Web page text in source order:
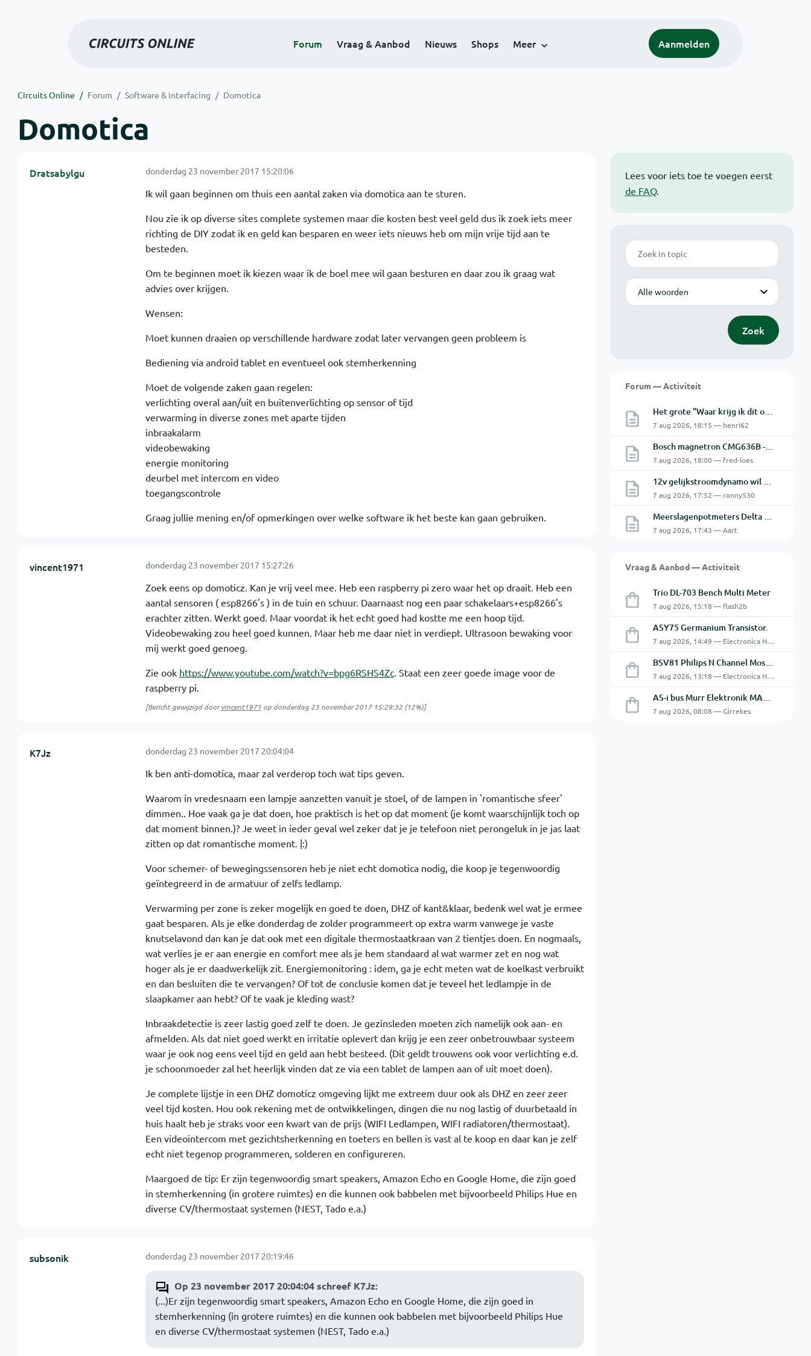
Forum Vraag & Aanbod Nieuws Shops Meer Aanmelden
Circuits Online Forum Software & Interfacing Domotica
Domotica
Lees voor iets toe te voegen eerst
de FAQ.
Zoek
Modus
Zoek
Forum — Activiteit
Het grote "Waar krijg ik dit onderdeel" topic Deel 11
7 aug 2026, 18:15 — henri62
Bosch magnetron CMG636B - 2 De oven doet het niet goed.
7 aug 2026, 18:00 — fred-loes
12v gelijkstroomdynamo wil niet laden.
7 aug 2026, 17:52 — ronny530
Meerslagenpotmeters Delta SM45-70D
7 aug 2026, 17:43 — Aart
Vraag & Aanbod — Activiteit
Trio DL-703 Bench Multi Meter
7 aug 2026, 15:18 — flash2b
ASY75 Germanium Transistor.
7 aug 2026, 14:49 — Electronica Hobbyist
BSV81 Philips N Channel Mosfet Transistors.
7 aug 2026, 13:18 — Electronica Hobbyist
AS-i bus Murr Elektronik MASI20 AS-Interface I/O-module 56440
7 aug 2026, 08:08 — Girrekes
Dratsabylgu donderdag 23 november 2017 15:20:06
Ik wil gaan beginnen om thuis een aantal zaken via domotica aan te sturen.
Nou zie ik op diverse sites complete systemen maar die kosten best veel geld dus ik zoek iets meer
richting de DIY zodat ik en geld kan besparen en weer iets nieuws heb om mijn vrije tijd aan te
besteden.
Om te beginnen moet ik kiezen waar ik de boel mee wil gaan besturen en daar zou ik graag wat
advies over krijgen.
Wensen:
Moet kunnen draaien op verschillende hardware zodat later vervangen geen probleem is
Bediening via android tablet en eventueel ook stemherkenning
Moet de volgende zaken gaan regelen:
verlichting overal aan/uit en buitenverlichting op sensor of tijd
verwarming in diverse zones met aparte tijden
inbraakalarm
videobewaking
energie monitoring
deurbel met intercom en video
toegangscontrole
Graag jullie mening en/of opmerkingen over welke software ik het beste kan gaan gebruiken.
vincent1971 donderdag 23 november 2017 15:27:26
Zoek eens op domoticz. Kan je vrij veel mee. Heb een raspberry pi zero waar het op draait. Heb een
aantal sensoren ( esp8266's ) in de tuin en schuur. Daarnaast nog een paar schakelaars+esp8266's
erachter zitten. Werkt goed. Maar voordat ik het echt goed had kostte me een hoop tijd.
Videobewaking zou heel goed kunnen. Maar heb me daar niet in verdiept. Ultrasoon bewaking voor
mij werkt goed genoeg.
Zie ook https://www.youtube.com/watch?v=bpg6RSHS4Zc. Staat een zeer goede image voor de
raspberry pi.
[Bericht gewijzigd doorvincent1971op donderdag 23 november 2017 15:29:32(12%)]
K7Jz donderdag 23 november 2017 20:04:04
Ik ben anti-domotica, maar zal verderop toch wat tips geven.
Waarom in vredesnaam een lampje aanzetten vanuit je stoel, of de lampen in 'romantische sfeer'
dimmen.. Hoe vaak ga je dat doen, hoe praktisch is het op dat moment (je komt waarschijnlijk toch op
dat moment binnen.)? Je weet in ieder geval wel zeker dat je je telefoon niet perongeluk in je jas laat
zitten op dat romantische moment. |:)
Voor schemer- of bewegingssensoren heb je niet echt domotica nodig, die koop je tegenwoordig
geïntegreerd in de armatuur of zelfs ledlamp.
Verwarming per zone is zeker mogelijk en goed te doen, DHZ of kant&klaar, bedenk wel wat je ermee
gaat besparen. Als je elke donderdag de zolder programmeert op extra warm vanwege je vaste
knutselavond dan kan je dat ook met een digitale thermostaatkraan van 2 tientjes doen. En nogmaals,
wat verlies je er aan energie en comfort mee als je hem standaard al wat warmer zet en nog wat
hoger als je er daadwerkelijk zit. Energiemonitoring : idem, ga je echt meten wat de koelkast verbruikt
en dan besluiten die te vervangen? Of tot de conclusie komen dat je teveel het ledlampje in de
slaapkamer aan hebt? Of te vaak je kleding wast?
Inbraakdetectie is zeer lastig goed zelf te doen. Je gezinsleden moeten zich namelijk ook aan- en
afmelden. Als dat niet goed werkt en irritatie oplevert dan krijg je een zeer onbetrouwbaar systeem
waar je ook nog eens veel tijd en geld aan hebt besteed. (Dit geldt trouwens ook voor verlichting e.d.
je schoonmoeder zal het heerlijk vinden dat ze via een tablet de lampen aan of uit moet doen).
Je complete lijstje in een DHZ domoticz omgeving lijkt me extreem duur ook als DHZ en zeer zeer
veel tijd kosten. Hou ook rekening met de ontwikkelingen, dingen die nu nog lastig of duurbetaald in
huis haalt heb je straks voor een kwart van de prijs (WIFI Ledlampen, WIFI radiatoren/thermostaat).
Een videointercom met gezichtsherkenning en toeters en bellen is vast al te koop en daar kan je zelf
echt niet tegenop programmeren, solderen en configureren.
Maargoed de tip: Er zijn tegenwoordig smart speakers, Amazon Echo en Google Home, die zijn goed
in stemherkenning (in grotere ruimtes) en die kunnen ook babbelen met bijvoorbeeld Philips Hue en
diverse CV/thermostaat systemen (NEST, Tado e.a.)
subsonik donderdag 23 november 2017 20:19:46
Op 23 november 2017 20:04:04 schreef K7Jz:
(...)Er zijn tegenwoordig smart speakers, Amazon Echo en Google Home, die zijn goed in
stemherkenning (in grotere ruimtes) en die kunnen ook babbelen met bijvoorbeeld Philips Hue
en diverse CV/thermostaat systemen (NEST, Tado e.a.)